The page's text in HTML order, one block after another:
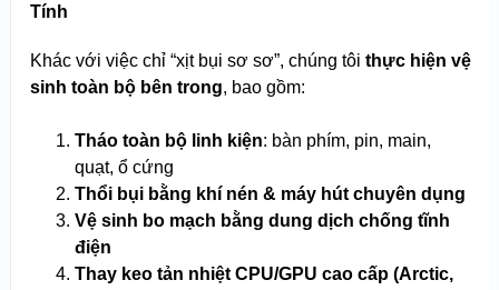
Tính
Khác với việc chỉ “xịt bụi sơ sơ”, chúng tôi thực hiện vệ
sinh toàn bộ bên trong, bao gồm:
Tháo toàn bộ linh kiện: bàn phím, pin, main,
quạt, ổ cứng
Thổi bụi bằng khí nén & máy hút chuyên dụng
Vệ sinh bo mạch bằng dung dịch chống tĩnh
điện
Thay keo tản nhiệt CPU/GPU cao cấp (Arctic,